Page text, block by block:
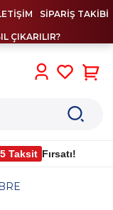
SİPARİŞ TAKİBİ
ÇIKARILIR?
Taksit Fırsatı!